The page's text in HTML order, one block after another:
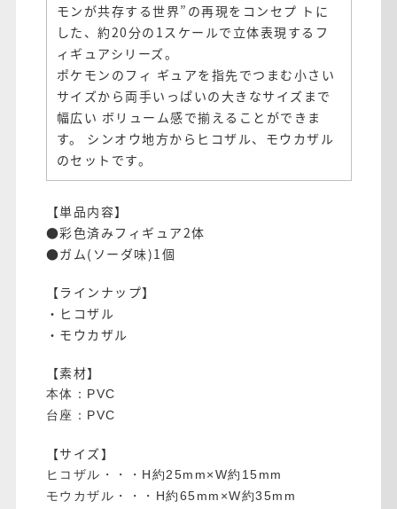
モンが共存する世界”の再現をコンセプ トに
した、約20分の1スケールで立体表現するフ
ィギュアシリーズ。
ポケモンのフィ ギュアを指先でつまむ小さい
サイズから両手いっぱいの大きなサイズまで
幅広い ボリューム感で揃えることができま
す。 シンオウ地方からヒコザル、モウカザル
のセットです。
【単品内容】
●彩色済みフィギュア2体
●ガム(ソーダ味)1個
【ラインナップ】
・ヒコザル
・モウカザル
【素材】
本体：PVC
台座：PVC
【サイズ】
ヒコザル・・・H約25mm×W約15mm
モウカザル・・・H約65mm×W約35mm